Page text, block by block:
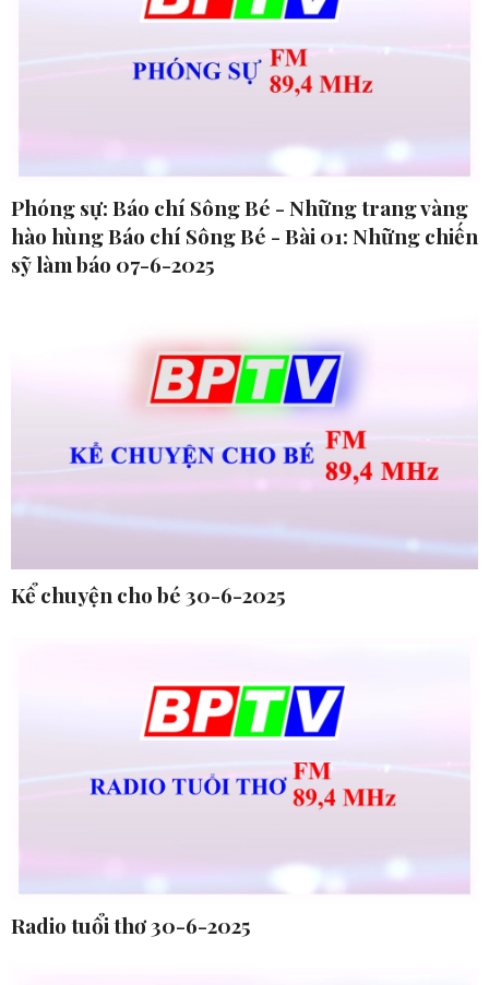
Phóng sự: Báo chí Sông Bé - Những trang vàng
hào hùng Báo chí Sông Bé - Bài 01: Những chiến
sỹ làm báo 07-6-2025
Kể chuyện cho bé 30-6-2025
Radio tuổi thơ 30-6-2025